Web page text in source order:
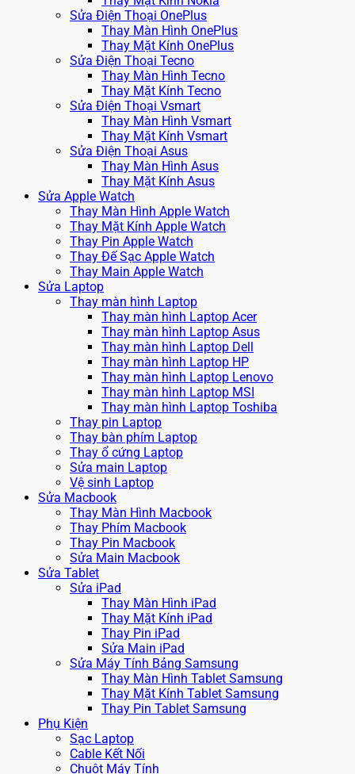
Sửa Điện Thoại OnePlus
Thay Màn Hình OnePlus
Thay Mặt Kính OnePlus
Sửa Điện Thoại Tecno
Thay Màn Hình Tecno
Thay Mặt Kính Tecno
Sửa Điện Thoại Vsmart
Thay Màn Hình Vsmart
Thay Mặt Kính Vsmart
Sửa Điện Thoại Asus
Thay Màn Hình Asus
Thay Mặt Kính Asus
Sửa Apple Watch
Thay Màn Hình Apple Watch
Thay Mặt Kính Apple Watch
Thay Pin Apple Watch
Thay Đế Sạc Apple Watch
Thay Main Apple Watch
Sửa Laptop
Thay màn hình Laptop
Thay màn hình Laptop Acer
Thay màn hình Laptop Asus
Thay màn hình Laptop Dell
Thay màn hình Laptop HP
Thay màn hình Laptop Lenovo
Thay màn hình Laptop MSI
Thay màn hình Laptop Toshiba
Thay pin Laptop
Thay bàn phím Laptop
Thay ổ cứng Laptop
Sửa main Laptop
Vệ sinh Laptop
Sửa Macbook
Thay Màn Hình Macbook
Thay Phím Macbook
Thay Pin Macbook
Sửa Main Macbook
Sửa Tablet
Sửa iPad
Thay Màn Hình iPad
Thay Mặt Kính iPad
Thay Pin iPad
Sửa Main iPad
Sửa Máy Tính Bảng Samsung
Thay Màn Hình Tablet Samsung
Thay Mặt Kính Tablet Samsung
Thay Pin Tablet Samsung
Phụ Kiện
Sạc Laptop
Cable Kết Nối
Chuột Máy Tính